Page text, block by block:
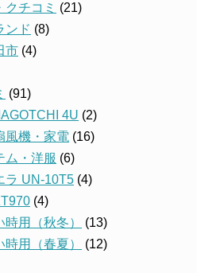
クチコミ (21)
ンド (8)
市 (4)
(91)
4U (2)
風機・家電 (16)
ム・洋服 (6)
ラ UN-10T5 (4)
(4)
用（秋冬）
(13)
用（春夏）
(12)